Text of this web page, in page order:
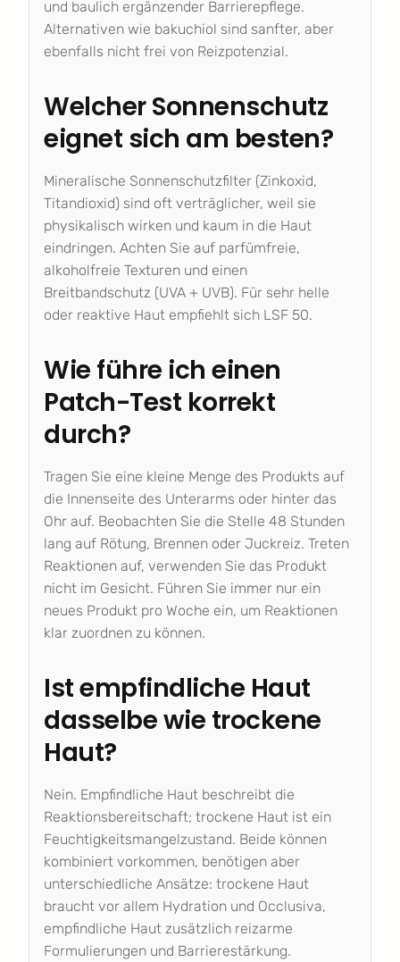
und baulich ergänzender Barrierepflege.
Alternativen wie bakuchiol sind sanfter, aber
ebenfalls nicht frei von Reizpotenzial.
Welcher Sonnenschutz
eignet sich am besten?
Mineralische Sonnenschutzfilter (Zinkoxid,
Titandioxid) sind oft verträglicher, weil sie
physikalisch wirken und kaum in die Haut
eindringen. Achten Sie auf parfümfreie,
alkoholfreie Texturen und einen
Breitbandschutz (UVA + UVB). Für sehr helle
oder reaktive Haut empfiehlt sich LSF 50.
Wie führe ich einen
Patch-Test korrekt
durch?
Tragen Sie eine kleine Menge des Produkts auf
die Innenseite des Unterarms oder hinter das
Ohr auf. Beobachten Sie die Stelle 48 Stunden
lang auf Rötung, Brennen oder Juckreiz. Treten
Reaktionen auf, verwenden Sie das Produkt
nicht im Gesicht. Führen Sie immer nur ein
neues Produkt pro Woche ein, um Reaktionen
klar zuordnen zu können.
Ist empfindliche Haut
dasselbe wie trockene
Haut?
Nein. Empfindliche Haut beschreibt die
Reaktionsbereitschaft; trockene Haut ist ein
Feuchtigkeitsmangelzustand. Beide können
kombiniert vorkommen, benötigen aber
unterschiedliche Ansätze: trockene Haut
braucht vor allem Hydration und Occlusiva,
empfindliche Haut zusätzlich reizarme
Formulierungen und Barrierestärkung.